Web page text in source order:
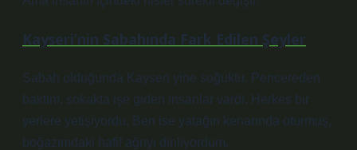
Kayseri’nin Sabahında Fark Edilen Şeyler
Sabah olduğunda Kayseri yine soğuktu. Pencereden
baktım, sokakta işe giden insanlar vardı. Herkes bir
yerlere yetişiyordu. Ben ise yatağın kenarında oturmuş,
boğazımdaki hafif ağrıyı dinliyordum.